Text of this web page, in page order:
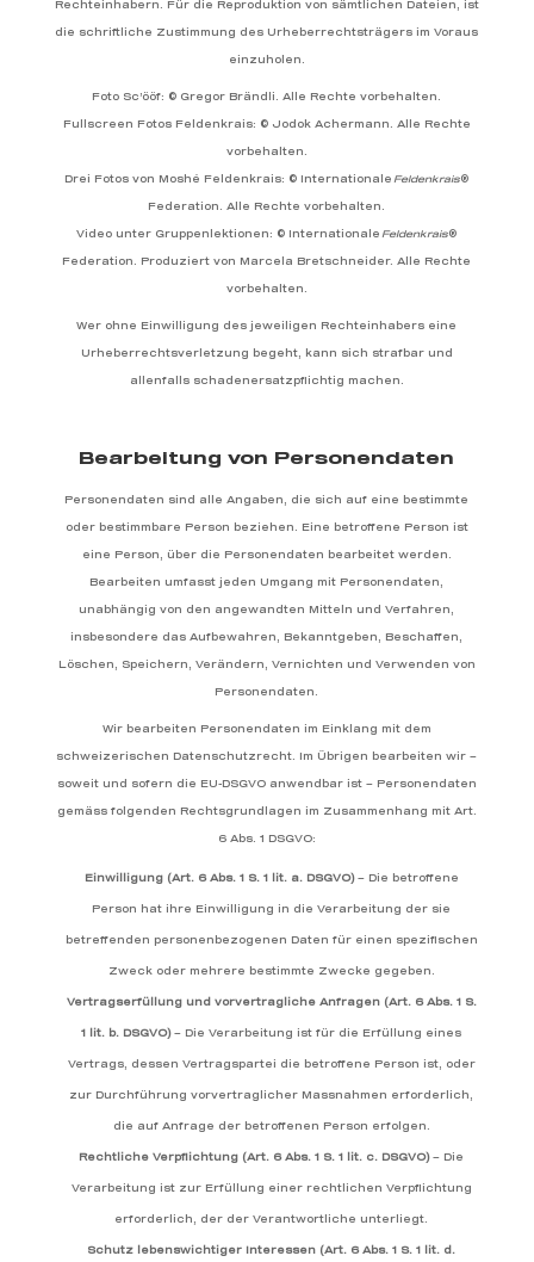
Rechteinhabern. Für die Reproduktion von sämtlichen Dateien, ist
die schriftliche Zustimmung des Urheberrechtsträgers im Voraus
einzuholen.
Foto Sc’ööf: © Gregor Brändli. Alle Rechte vorbehalten.
Fullscreen Fotos Feldenkrais: © Jodok Achermann. Alle Rechte
vorbehalten.
Drei Fotos von Moshé Feldenkrais: © InternationaleFeldenkrais®
Federation. Alle Rechte vorbehalten.
Video unter Gruppenlektionen: © InternationaleFeldenkrais®
Federation. Produziert von Marcela Bretschneider. Alle Rechte
vorbehalten.
Wer ohne Einwilligung des jeweiligen Rechteinhabers eine
Urheberrechtsverletzung begeht, kann sich strafbar und
allenfalls schadenersatzpflichtig machen.
Bearbeitung von Personendaten
Personendaten sind alle Angaben, die sich auf eine bestimmte
oder bestimmbare Person beziehen. Eine betroffene Person ist
eine Person, über die Personendaten bearbeitet werden.
Bearbeiten umfasst jeden Umgang mit Personendaten,
unabhängig von den angewandten Mitteln und Verfahren,
insbesondere das Aufbewahren, Bekanntgeben, Beschaffen,
Löschen, Speichern, Verändern, Vernichten und Verwenden von
Personendaten.
Wir bearbeiten Personendaten im Einklang mit dem
schweizerischen Datenschutzrecht. Im Übrigen bearbeiten wir –
soweit und sofern die EU-DSGVO anwendbar ist – Personendaten
gemäss folgenden Rechtsgrundlagen im Zusammenhang mit Art.
6 Abs. 1 DSGVO:
Einwilligung (Art. 6 Abs. 1 S. 1 lit. a. DSGVO)– Die betroffene
Person hat ihre Einwilligung in die Verarbeitung der sie
betreffenden personenbezogenen Daten für einen spezifischen
Zweck oder mehrere bestimmte Zwecke gegeben.
Vertragserfüllung und vorvertragliche Anfragen (Art. 6 Abs. 1 S.
1 lit. b. DSGVO)– Die Verarbeitung ist für die Erfüllung eines
Vertrags, dessen Vertragspartei die betroffene Person ist, oder
zur Durchführung vorvertraglicher Massnahmen erforderlich,
die auf Anfrage der betroffenen Person erfolgen.
Rechtliche Verpflichtung (Art. 6 Abs. 1 S. 1 lit. c. DSGVO)– Die
Verarbeitung ist zur Erfüllung einer rechtlichen Verpflichtung
erforderlich, der der Verantwortliche unterliegt.
Schutz lebenswichtiger Interessen (Art. 6 Abs. 1 S. 1 lit. d.